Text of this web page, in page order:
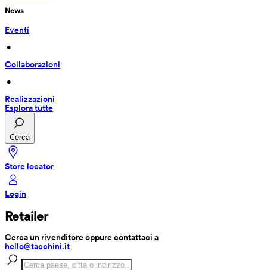
News
Eventi
•
Collaborazioni
•
Realizzazioni
Esplora tutte
Cerca
Store locator
Login
Retailer
Cerca un rivenditore oppure contattaci a
hello@tacchini.it